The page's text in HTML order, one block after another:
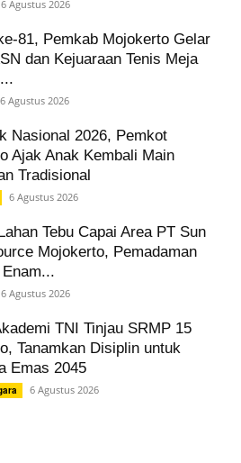
6 Agustus 2026
81, Pemkab Mojokerto Gelar
dan Kejuaraan Tenis Meja
6 Agustus 2026
Nasional 2026, Pemkot
Ajak Anak Kembali Main
Tradisional
6 Agustus 2026
Tebu Capai Area PT Sun
Mojokerto, Pemadaman
6 Agustus 2026
TNI Tinjau SRMP 15
Tanamkan Disiplin untuk
Emas 2045
6 Agustus 2026